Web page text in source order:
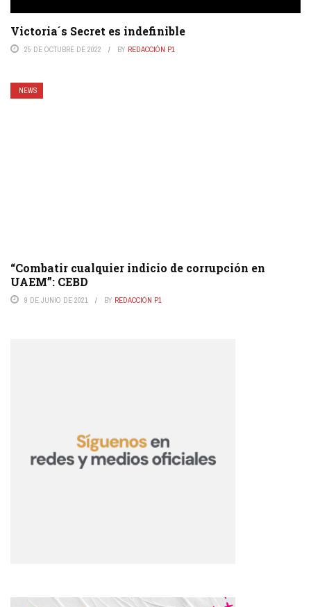
Victoria´s Secret es indefinible
25 DE OCTUBRE DE 2022 BY REDACCIÓN P1
NEWS
“Combatir cualquier indicio de corrupción en
UAEM”: CEBD
9 DE JUNIO DE 2021 BY REDACCIÓN P1